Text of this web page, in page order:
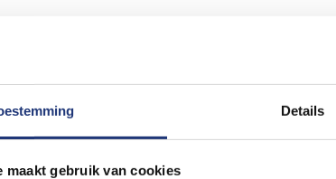
Details
maakt gebruik van cookies
als tafelvlag. Hiervoor hebben wij houten
Naast zwaaivlaggen leveren wij ook
en nog veel meer soorten vlaggen van